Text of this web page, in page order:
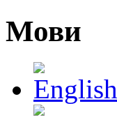
Мови